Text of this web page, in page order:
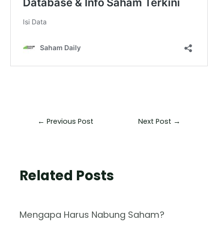
← Previous Post Next Post →
Related Posts
Mengapa Harus Nabung Saham?